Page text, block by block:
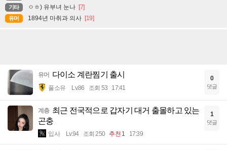
기타 ㅇㅎ) 유부녀 눈나 [7]
유머 1894년 마취과 의사 [19]
유머 다이소 계란찜기 출시
풀소유 Lv.86 조회 53 17:41
0
댓글
계층 최근 전국적으로 갑자기 대거 출몰하고 있는
곤충
입사 Lv.94 조회 250 추천 1 17:39
1
댓글